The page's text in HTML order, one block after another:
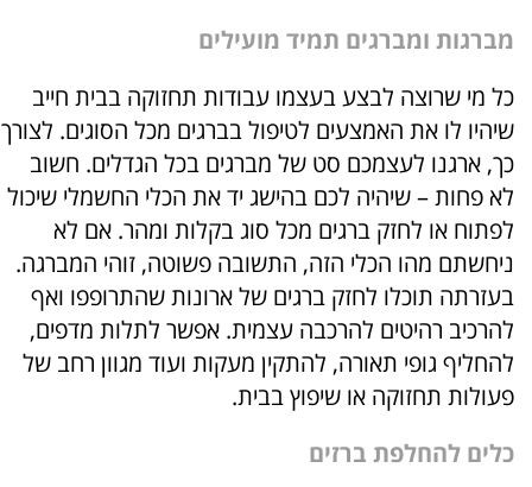
מברגות ומברגים תמיד מועילים
כל מי שרוצה לבצע בעצמו עבודות תחזוקה בבית חייב
שיהיו לו את האמצעים לטיפול בברגים מכל הסוגים. לצורך
כך, ארגנו לעצמכם סט של מברגים בכל הגדלים. חשוב
לא פחות – שיהיה לכם בהישג יד את הכלי החשמלי שיכול
לפתוח או לחזק ברגים מכל סוג בקלות ומהר. אם לא
ניחשתם מהו הכלי הזה, התשובה פשוטה, זוהי המברגה.
בעזרתה תוכלו לחזק ברגים של ארונות שהתרופפו ואף
להרכיב רהיטים להרכבה עצמית. אפשר לתלות מדפים,
להחליף גופי תאורה, להתקין מעקות ועוד מגוון רחב של
פעולות תחזוקה או שיפוץ בבית.
כלים להחלפת ברזים